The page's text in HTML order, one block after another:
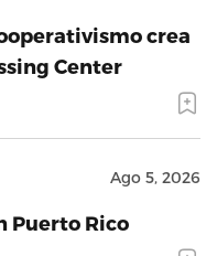
crea
Center
Ago 5, 2026
Puerto Rico